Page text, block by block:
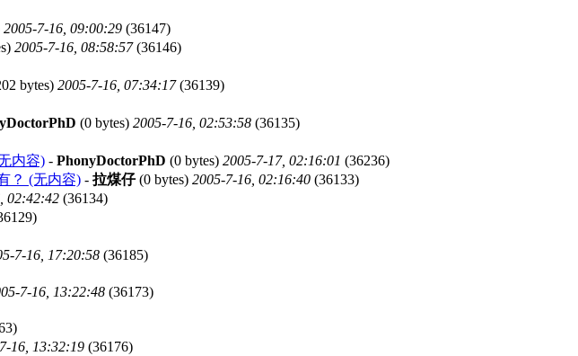
2005-7-16, 09:00:29 (36147)
2005-7-16, 08:58:57(36146)
bytes) 2005-7-16, 07:34:17(36139)
(0 bytes) 2005-7-16, 02:53:58 (36135)
内容) - PhonyDoctorPhD (0 bytes) 2005-7-17, 02:16:01 (36236)
？ (无内容) - 拉煤仔(0 bytes) 2005-7-16, 02:16:40 (36133)
02:42:42 (36134)
7-16, 17:20:58 (36185)
7-16, 13:22:48 (36173)
16, 13:32:19 (36176)